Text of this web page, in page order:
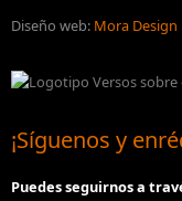
Diseño web: Mora Design
¡Síguenos y
Puedes seguirnos a